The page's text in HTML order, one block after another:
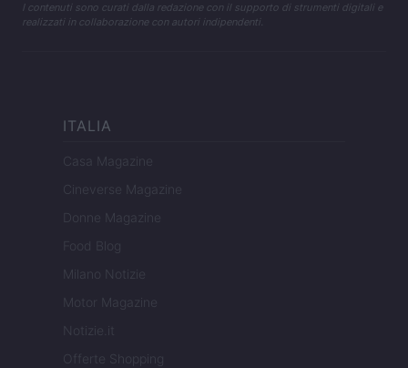
I contenuti sono curati dalla redazione con il supporto di strumenti digitali e
realizzati in collaborazione con autori indipendenti.
ITALIA
Casa Magazine
Cineverse Magazine
Donne Magazine
Food Blog
Milano Notizie
Motor Magazine
Notizie.it
Offerte Shopping